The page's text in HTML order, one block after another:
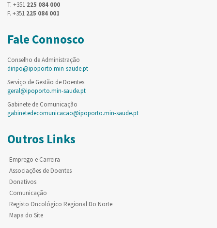
T. +351 225 084 000
F. +351 225 084 001
Fale Connosco
Conselho de Administração
diripo@ipoporto.min-saude.pt
Serviço de Gestão de Doentes
geral@ipoporto.min-saude.pt
Gabinete de Comunicação
gabinetedecomunicacao@ipoporto.min-saude.pt
Outros Links
Emprego e Carreira
Associações de Doentes
Donativos
Comunicação
Registo Oncológico Regional Do Norte
Mapa do Site